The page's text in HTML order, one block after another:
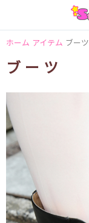
ホーム アイテム ブーツ
ブーツ